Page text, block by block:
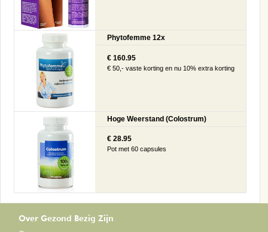
Phytofemme 12x
€ 160.95
€ 50,- vaste korting en nu 10% extra korting
Hoge Weerstand (Colostrum)
€ 28.95
Pot met 60 capsules
Over Gezond Bezig Zijn